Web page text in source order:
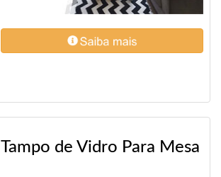
Tampo de Vidro Para Mesa